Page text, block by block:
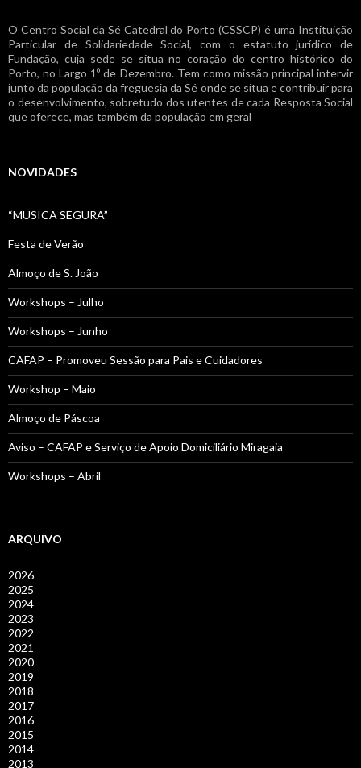
O Centro Social da Sé Catedral do Porto (CSSCP) é uma Instituição
Particular de Solidariedade Social, com o estatuto jurídico de
Fundação, cuja sede se situa no coração do centro histórico do
Porto, no Largo 1º de Dezembro. Tem como missão principal intervir
junto da população da freguesia da Sé onde se situa e contribuir para
o desenvolvimento, sobretudo dos utentes de cada Resposta Social
que oferece, mas também da população em geral
NOVIDADES
“MUSICA SEGURA”
Festa de Verão
Almoço de S. João
Workshops – Julho
Workshops – Junho
CAFAP – Promoveu Sessão para Pais e Cuidadores
Workshop – Maio
Almoço de Páscoa
Aviso – CAFAP e Serviço de Apoio Domiciliário Miragaia
Workshops – Abril
ARQUIVO
2026
2025
2024
2023
2022
2021
2020
2019
2018
2017
2016
2015
2014
2013